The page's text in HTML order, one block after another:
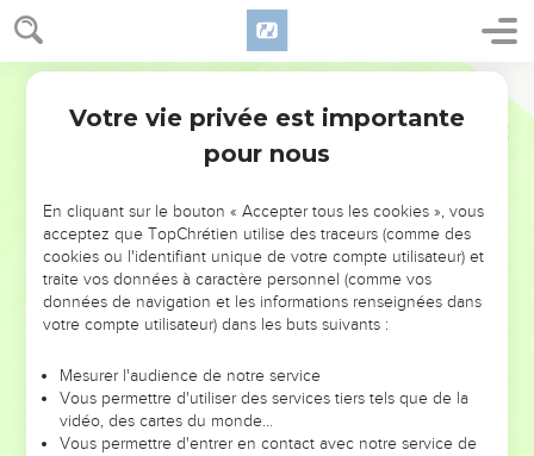
NE MANQUEZ PAS L’ÉVÉNEMENT
DE L’ANNÉE !
ET SI LEURS ERREURS POUVAIENT VOUS ÉVITER LES
VOTRES ?
leur foi ou leur vision. Mais on voit moins les doutes, les erreurs
et les saisons difficiles qu'ils ont traversés, alors même que ce
sont elles qui les ont façonnés.
Votre vie privée est importante
pour nous
En cliquant sur le bouton « Accepter tous les cookies », vous
acceptez que TopChrétien utilise des traceurs (comme des
cookies ou l'identifiant unique de votre compte utilisateur) et
traite vos données à caractère personnel (comme vos
données de navigation et les informations renseignées dans
votre compte utilisateur) dans les buts suivants :
Mesurer l'audience de notre service
Vous permettre d'utiliser des services tiers tels que de la
vidéo, des cartes du monde…
Vous permettre d'entrer en contact avec notre service de